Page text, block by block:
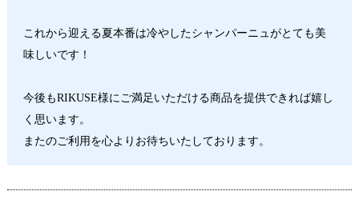
これから迎える夏本番は冷やしたシャンパーニュがとても美
味しいです！
今後もRIKUSE様にご満足いただける商品を提供できれば嬉し
く思います。
またのご利用を心よりお待ちいたしております。